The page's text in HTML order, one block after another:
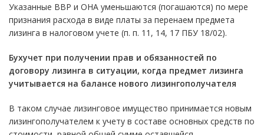
Указанные ВВР и ОНА уменьшаются (погашаются) по мере
признания расхода в виде платы за перенаем предмета
лизинга в налоговом учете (п. п. 11, 14, 17 ПБУ 18/02).
Бухучет при получении прав и обязанностей по
договору лизинга в ситуации, когда предмет лизинга
учитывается на балансе нового лизингополучателя
В таком случае лизинговое имущество принимается новым
лизингополучателем к учету в составе основных средств по